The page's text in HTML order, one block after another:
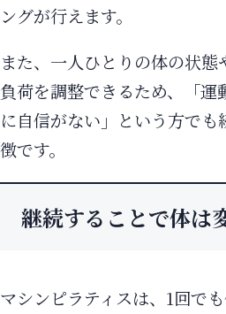
ングが行えます。
また、一人ひとりの体の状態
負荷を調整できるため、「運
に自信がない」という方で
徴です。
継続することで体は
マシンピラティスは、1回で